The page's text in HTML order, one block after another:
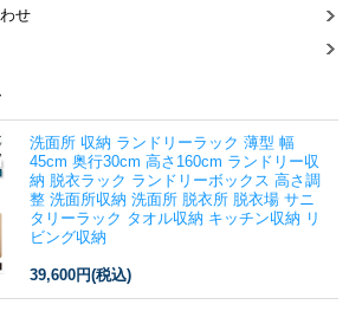
せ
洗面所 収納 ランドリーラック 薄型 幅
45cm 奥行30cm 高さ160cm ランドリー収
納 脱衣ラック ランドリーボックス 高さ調
整 洗面所収納 洗面所 脱衣所 脱衣場 サニ
タリーラック タオル収納 キッチン収納 リ
ビング収納
39,600円(税込)